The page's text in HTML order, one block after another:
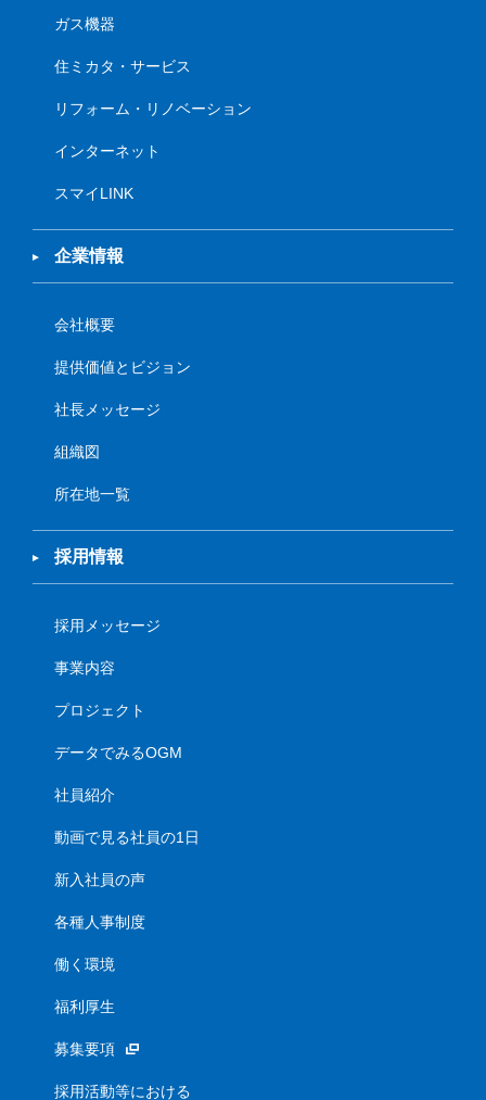
ガス機器
住ミカタ・サービス
リフォーム・リノベーション
インターネット
スマイLINK
企業情報
会社概要
提供価値とビジョン
社長メッセージ
組織図
所在地一覧
採用情報
採用メッセージ
事業内容
プロジェクト
データでみるOGM
社員紹介
動画で見る社員の1日
新入社員の声
各種人事制度
働く環境
福利厚生
募集要項
採用活動等における